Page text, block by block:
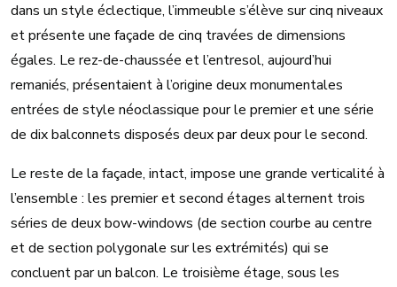
dans un style éclectique, l’immeuble s’élève sur cinq niveaux
et présente une façade de cinq travées de dimensions
égales. Le rez-de-chaussée et l’entresol, aujourd’hui
remaniés, présentaient à l’origine deux monumentales
entrées de style néoclassique pour le premier et une série
de dix balconnets disposés deux par deux pour le second.
Le reste de la façade, intact, impose une grande verticalité à
l’ensemble : les premier et second étages alternent trois
séries de deux bow-windows (de section courbe au centre
et de section polygonale sur les extrémités) qui se
concluent par un balcon. Le troisième étage, sous les